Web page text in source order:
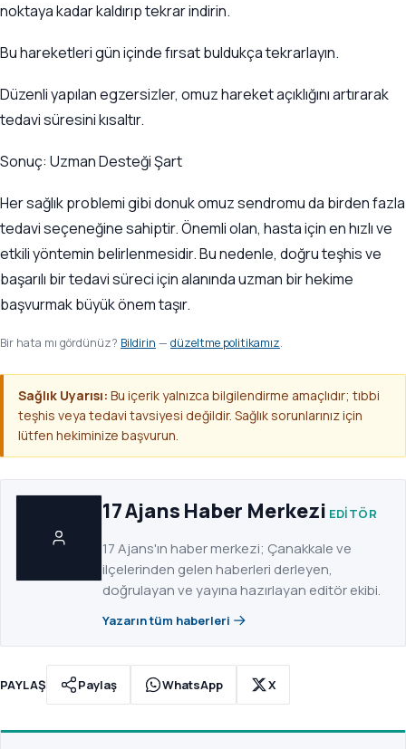
noktaya kadar kaldırıp tekrar indirin.
Bu hareketleri gün içinde fırsat buldukça tekrarlayın.
Düzenli yapılan egzersizler, omuz hareket açıklığını artırarak
tedavi süresini kısaltır.
Sonuç: Uzman Desteği Şart
Her sağlık problemi gibi donuk omuz sendromu da birden fazla
tedavi seçeneğine sahiptir. Önemli olan, hasta için en hızlı ve
etkili yöntemin belirlenmesidir. Bu nedenle, doğru teşhis ve
başarılı bir tedavi süreci için alanında uzman bir hekime
başvurmak büyük önem taşır.
Bir hata mı gördünüz? Bildirin — düzeltme politikamız.
Sağlık Uyarısı: Bu içerik yalnızca bilgilendirme amaçlıdır; tıbbi
teşhis veya tedavi tavsiyesi değildir. Sağlık sorunlarınız için
lütfen hekiminize başvurun.
17 Ajans Haber Merkezi EDITÖR
17 Ajans'ın haber merkezi; Çanakkale ve
ilçelerinden gelen haberleri derleyen,
doğrulayan ve yayına hazırlayan editör ekibi.
Yazarın tüm haberleri
PAYLAŞ Paylaş WhatsApp X